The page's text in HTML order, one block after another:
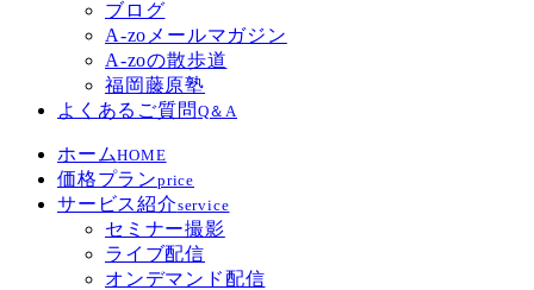
ブログ
A-zoメールマガジン
A-zoの散歩道
福岡藤原塾
よくあるご質問 Q＆A
ホームHOME
価格プランprice
サービス紹介service
セミナー撮影
ライブ配信
オンデマンド配信